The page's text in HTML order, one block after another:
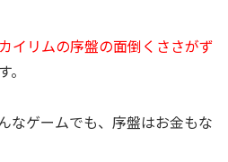
イリムの序盤の面倒くささがず
。
なゲームでも、序盤はお金もな